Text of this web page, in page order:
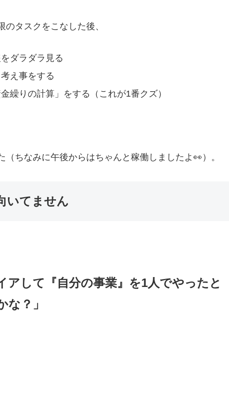
タスクをこなした後、
ダラダラ見る
え事をする
繰りの計算」をする（これが1番クズ）
ちなみに午後からはちゃんと稼働しましたよ👀）。
いてません
アして『自分の事業』を1人でやったと
？」